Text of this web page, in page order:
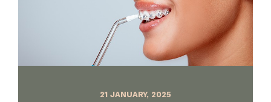
21 JANUARY, 2025